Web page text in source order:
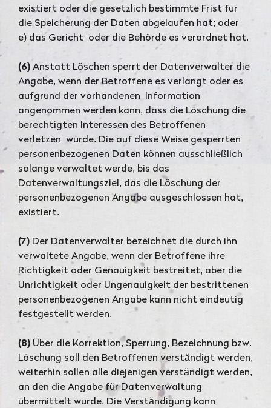
existiert oder die gesetzlich bestimmte Frist für
die Speicherung der Daten abgelaufen hat; oder
e) das Gericht oder die Behörde es verordnet hat.
(6) Anstatt Löschen sperrt der Datenverwalter die
Angabe, wenn der Betroffene es verlangt oder es
aufgrund der vorhandenen Information
angenommen werden kann, dass die Löschung die
berechtigten Interessen des Betroffenen
verletzen würde. Die auf diese Weise gesperrten
personenbezogenen Daten können ausschließlich
solange verwaltet werde, bis das
Datenverwaltungsziel, das die Löschung der
personenbezogenen Angabe ausgeschlossen hat,
existiert.
(7) Der Datenverwalter bezeichnet die durch ihn
verwaltete Angabe, wenn der Betroffene ihre
Richtigkeit oder Genauigkeit bestreitet, aber die
Unrichtigkeit oder Ungenauigkeit der bestrittenen
personenbezogenen Angabe kann nicht eindeutig
festgestellt werden.
(8) Über die Korrektion, Sperrung, Bezeichnung bzw.
Löschung soll den Betroffenen verständigt werden,
weiterhin sollen alle diejenigen verständigt werden,
an den die Angabe für Datenverwaltung
übermittelt wurde. Die Verständigung kann